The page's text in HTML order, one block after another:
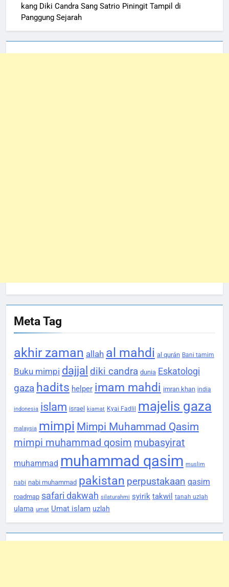
kang Diki Candra Sang Satrio Piningit Tampil di
Panggung Sejarah
Meta Tag
akhir zaman allah al mahdi al qurán Bani tamim
Buku mimpi dajjal diki candra dunia Eskatologi
gaza hadits helper imam mahdi imran khan india
indonesia islam israel kiamat Kyai Fadlil majelis gaza
malaysia mimpi Mimpi Muhammad Qasim
mimpi muhammad qosim mubasyirat
muhammad muhammad qasim muslim
nabi nabi muhammad pakistan perpustakaan qasim
roadmap safari dakwah silaturahmi syirik takwil tanah uzlah
ulama umat Umat islam uzlah